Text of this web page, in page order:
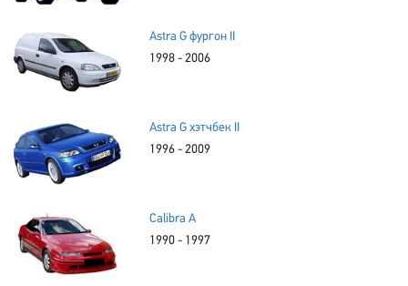
Astra G фургон II
1998 - 2006
Astra G хэтчбек II
1996 - 2009
Calibra A
1990 - 1997